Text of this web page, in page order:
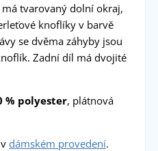
má tvarovaný dolní okraj,
knoflíky v barvě
se dvěma záhyby jsou
Zadní díl má dvojité
% polyester, plátnová
dámském provedení.